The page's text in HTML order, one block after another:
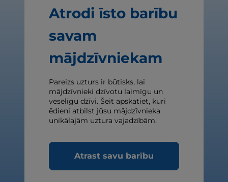
Atrodi īsto barību
savam
mājdzīvniekam
Pareizs uzturs ir būtisks, lai
mājdzīvnieki dzīvotu laimīgu un
veselīgu dzīvi. Šeit apskatiet, kuri
ēdieni atbilst jūsu mājdzīvnieka
unikālajām uztura vajadzībām.
Atrast savu barību